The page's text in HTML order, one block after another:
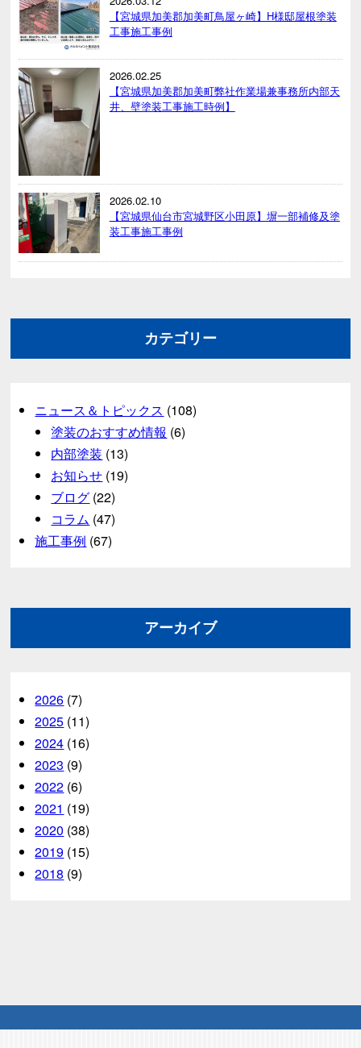
【宮城県加美郡加美町鳥屋ヶ崎】H様邸屋根塗装
工事施工事例
2026.02.25
【宮城県加美郡加美町弊社作業場兼事務所内部天
井、壁塗装工事施工時例】
2026.02.10
【宮城県仙台市宮城野区小田原】塀一部補修及塗
装工事施工事例
カテゴリー
ニュース＆トピックス (108)
塗装のおすすめ情報 (6)
内部塗装 (13)
お知らせ (19)
ブログ (22)
コラム (47)
施工事例 (67)
アーカイブ
2026 (7)
2025 (11)
2024 (16)
2023 (9)
2022 (6)
2021 (19)
2020 (38)
2019 (15)
2018 (9)